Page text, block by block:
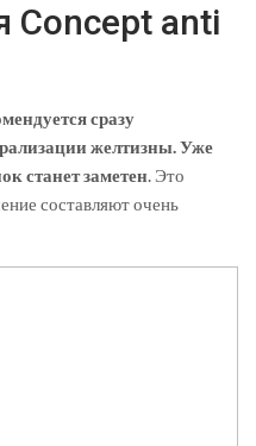
anti
сразу
желтизны. Уже
станет заметен. Это
составляют очень